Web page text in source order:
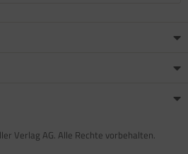
Verlag AG. Alle Rechte vorbehalten.